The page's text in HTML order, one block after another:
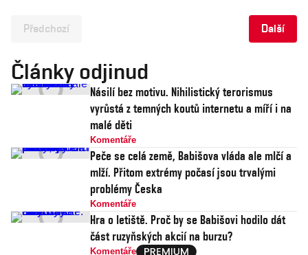
Předchozí Další
Články odjinud
Násilí bez motivu. Nihilistický terorismus
vyrůstá z temných koutů internetu a míří i na
malé děti
Komentáře
Peče se celá země, Babišova vláda ale mlčí a
mlží. Přitom extrémy počasí jsou trvalými
problémy Česka
Komentáře
Hra o letiště. Proč by se Babišovi hodilo dát
část ruzyňských akcií na burzu?
Komentáře